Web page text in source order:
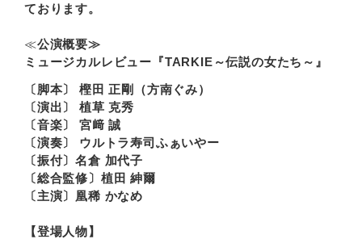
ております。
≪公演概要≫
ミュージカルレビュー『TARKIE～伝説の女たち～』
〔脚本〕 樫田 正剛（方南ぐみ）
〔演出〕 植草 克秀
〔音楽〕 宮﨑 誠
〔演奏〕 ウルトラ寿司ふぁいやー
〔振付〕名倉 加代子
〔総合監修〕植田 紳爾
〔主演〕凰稀 かなめ
【登場人物】